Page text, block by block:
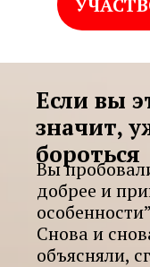
Если вы
значит,
бороться
Вы
добрее и
Снова и
объясняли,